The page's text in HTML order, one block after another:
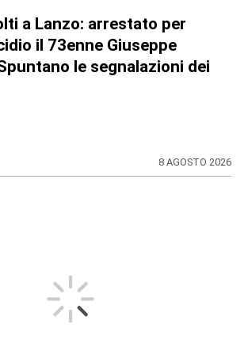
a Lanzo: arrestato per
il 73enne Giuseppe
le segnalazioni dei
8 AGOSTO 2026